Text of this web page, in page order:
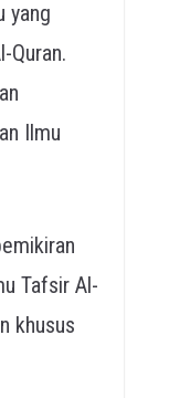
yang
Quran.
Ilmu
Tafsir Al-
khusus